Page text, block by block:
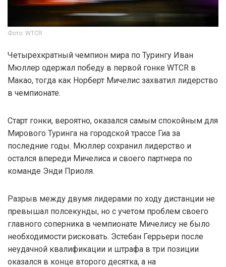
Фото: WTCR
Четырехкратный чемпион мира по Турингу Иван
Мюллер одержал победу в первой гонке WTCR в
Макао, тогда как Норберт Мичелис захватил лидерство
в чемпионате.
Старт гонки, вероятно, оказался самым спокойным для
Мирового Туринга на городской трассе Гиа за
последние годы. Мюллер сохранил лидерство и
остался впереди Мичелиса и своего партнера по
команде Энди Приоля.
Разрыв между двумя лидерами по ходу дистанции не
превышал полсекунды, но с учетом проблем своего
главного соперника в чемпионате Мичелису не было
необходимости рисковать. Эстебан Геррьери после
неудачной квалификации и штрафа в три позиции
оказался в конце второго десятка, а на